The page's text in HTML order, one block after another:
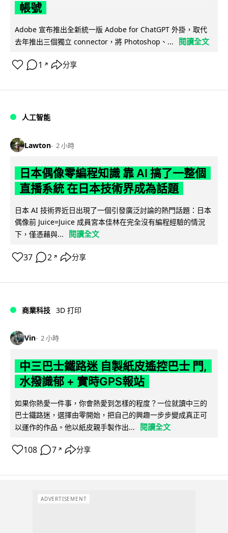
帳號
Adobe 宣布推出全新統一版 Adobe for ChatGPT 外掛，取代
去年推出三個獨立 connector，將 Photoshop、...
閱讀全文
1 ↗ 分享
人工智能
Lawton 2 小時
日本偶像零編程知識 靠 AI 搞了一整個
直播系統 在日本技術界成為話題
日本 AI 技術界近日出現了一個引發廣泛討論的熱門話題：日本
偶像前 Juice=Juice 成員宮本佳林在完全沒有編程經驗的情況
下，僅憑藉與...
閱讀全文
37 2 ↗ 分享
商業科技 3D 打印
Vin 2 小時
中三巴士鐵路迷 自製紙皮遙控巴士 門,
水撥識郁 + 實時GPS報站
如果你熱愛一件事，你會熱愛到怎樣的程度？一位就讀中三的
巴士鐵路迷，選擇由零開始，把自己的興趣一步步變成真正可
以運作的作品。他以紙皮親手製作出...
閱讀全文
108 7 ↗ 分享
ADVERTISEMENT